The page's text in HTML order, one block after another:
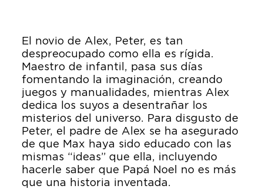
El novio de Alex, Peter, es tan
despreocupado como ella es rígida.
Maestro de infantil, pasa sus días
fomentando la imaginación, creando
juegos y manualidades, mientras Alex
dedica los suyos a desentrañar los
misterios del universo. Para disgusto de
Peter, el padre de Alex se ha asegurado
de que Max haya sido educado con las
mismas “ideas” que ella, incluyendo
hacerle saber que Papá Noel no es más
que una historia inventada.